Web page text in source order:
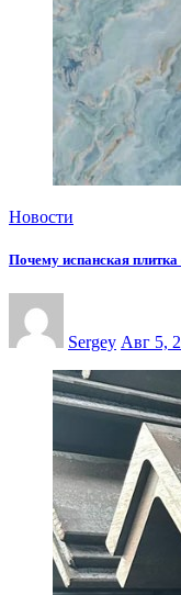
Новости
Почему испанская
Sergey Авг 5,